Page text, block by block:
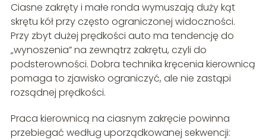
Ciasne zakręty i małe ronda wymuszają duży kąt
skrętu kół przy często ograniczonej widoczności.
Przy zbyt dużej prędkości auto ma tendencję do
„wynoszenia” na zewnątrz zakrętu, czyli do
podsterowności. Dobra technika kręcenia kierownicą
pomaga to zjawisko ograniczyć, ale nie zastąpi
rozsądnej prędkości.
Praca kierownicą na ciasnym zakręcie powinna
przebiegać według uporządkowanej sekwencji: